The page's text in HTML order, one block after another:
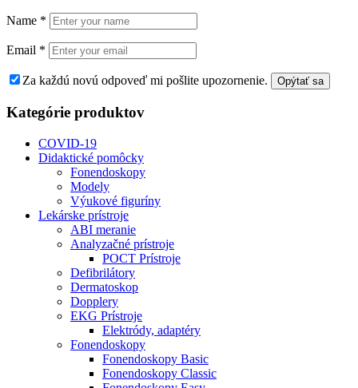
Name *
Email *
Za každú novú odpoveď mi pošlite upozornenie.
Kategórie produktov
COVID-19
Didaktické pomôcky
Fonendoskopy
Modely
Výukové figuríny
Lekárske prístroje
ABI meranie
Analyzačné prístroje
POCT Prístroje
Defibrilátory
Dermatoskop
Dopplery
EKG Prístroje
Elektródy, adaptéry
Fonendoskopy
Fonendoskopy Basic
Fonendoskopy Classic